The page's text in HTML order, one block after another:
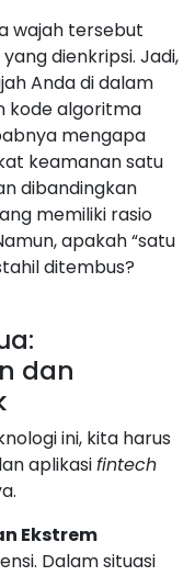
wajah tersebut
dienkripsi. Jadi,
Anda di dalam
kode algoritma
mengapa
keamanan satu
dibandingkan
memiliki rasio
apakah “satu
ditembus?
dan
ini, kita harus
aplikasifintech
Ekstrem
Dalam situasi